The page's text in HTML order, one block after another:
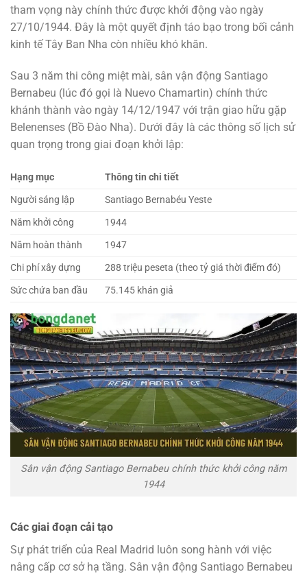
tham vọng này chính thức được khởi động vào ngày
27/10/1944. Đây là một quyết định táo bạo trong bối cảnh
kinh tế Tây Ban Nha còn nhiều khó khăn.
Sau 3 năm thi công miệt mài, sân vận động Santiago
Bernabeu (lúc đó gọi là Nuevo Chamartin) chính thức
khánh thành vào ngày 14/12/1947 với trận giao hữu gặp
Belenenses (Bồ Đào Nha). Dưới đây là các thông số lịch sử
quan trọng trong giai đoạn khởi lập:
Hạng mục
Thông tin chi tiết
Người sáng lập
Santiago Bernabéu Yeste
Năm khởi công
1944
Năm hoàn thành
1947
Chi phí xây dựng
288 triệu peseta (theo tỷ giá thời điểm đó)
Sức chứa ban đầu
75.145 khán giả
Sân vận động Santiago Bernabeu chính thức khởi công năm
1944
Các giai đoạn cải tạo
Sự phát triển của Real Madrid luôn song hành với việc
nâng cấp cơ sở hạ tầng. Sân vận động Santiago Bernabeu